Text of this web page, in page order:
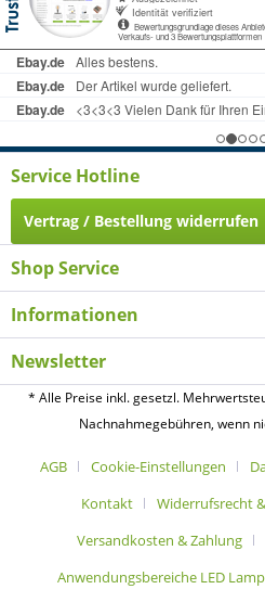
Service Hotline
Vertrag / Bestellung widerrufen
Shop Service
Informationen
Newsletter
* Alle Preise inkl. gesetzl.
Nachnahmegebühren, wenn
AGB Cookie-Einstellungen
Kontakt
Widerrufsrecht
Versandkosten & Zahlung
Anwendungsbereiche LED